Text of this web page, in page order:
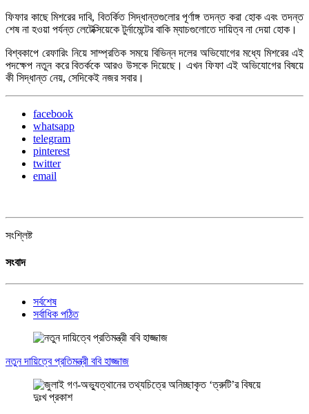
ফিফার কাছে মিশরের দাবি, বিতর্কিত সিদ্ধান্তগুলোর পূর্ণাঙ্গ তদন্ত করা হোক এবং তদন্ত
শেষ না হওয়া পর্যন্ত লেটেক্সিয়েকে টুর্নামেন্টের বাকি ম্যাচগুলোতে দায়িত্ব না দেয়া হোক।
বিশ্বকাপে রেফারিং নিয়ে সাম্প্রতিক সময়ে বিভিন্ন দলের অভিযোগের মধ্যে মিশরের এই
পদক্ষেপ নতুন করে বিতর্ককে আরও উসকে দিয়েছে। এখন ফিফা এই অভিযোগের বিষয়ে
কী সিদ্ধান্ত নেয়, সেদিকেই নজর সবার।
facebook
whatsapp
telegram
pinterest
twitter
email
সংশ্লিষ্ট
সংবাদ
সর্বশেষ
সর্বাধিক পঠিত
নতুন দায়িত্বে প্রতিমন্ত্রী ববি হাজ্জাজ